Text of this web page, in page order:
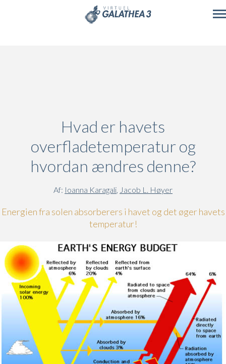
Hvad er havets
overfladetemperatur og
hvordan ændres denne?
Af: Ioanna Karagali, Jacob L. Høyer
Energien fra solen absorberers i havet og det øger havets
temperatur!